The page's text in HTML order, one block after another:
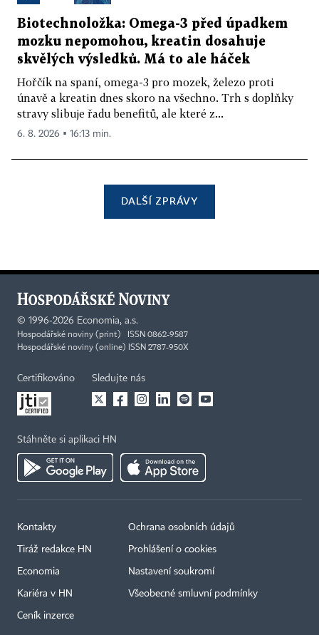
Biotechnoložka: Omega-3 před úpadkem
mozku nepomohou, kreatin dosahuje
skvělých výsledků. Má to ale háček
Hořčík na spaní, omega-3 pro mozek, železo proti
únavě a kreatin dnes skoro na všechno. Trh s doplňky
stravy slibuje řadu benefitů, ale které z...
6. 8. 2026 ▪ 16:13 min.
DALŠÍ ZPRÁVY
© 1996-2026 Economia, a.s.
Hospodářské noviny (print) ISSN 0862-9587
Hospodářské noviny (online) ISSN 2787-950X
Certifikováno Sledujte nás
Stáhněte si aplikaci HN
Kontakty
Tiráž redakce HN
Economia
Kariéra v HN
Ceník inzerce
Ochrana osobních údajů
Prohlášení o cookies
Nastavení soukromí
Všeobecné smluvní podmínky